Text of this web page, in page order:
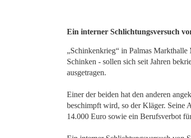
Ein interner Schlichtungsversuch
„Schinkenkrieg“ in Palmas
Schinken - sollen sich seit Jahren
ausgetragen.
Einer der beiden hat den anderen
beschimpft wird, so der Kläger. Seine
14.000 Euro sowie ein Berufsverbot